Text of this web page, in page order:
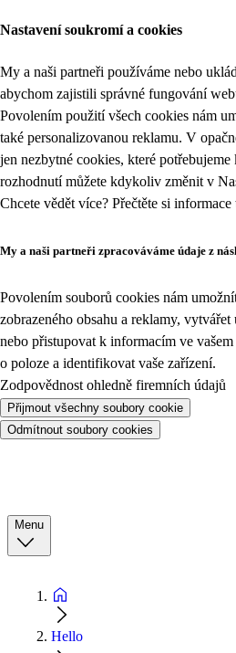
Nastavení soukromí a cookies
My a naši partneři používáme nebo
abychom zajistili správné fungování
Povolením použití všech cookies nám
také personalizovanou reklamu. V
jen nezbytné cookies, které
rozhodnutí můžete kdykoliv změnit v
Chcete vědět více? Přečtěte si
My a naši partneři zpracováváme údaje z
Povolením souborů cookies nám
zobrazeného obsahu a reklamy,
nebo přistupovat k informacím ve
o poloze a identifikovat vaše zařízení.
Zodpovědnost ohledně firemních údajů
Přijmout všechny soubory cookie
Odmítnout soubory cookies
Menu
Hello